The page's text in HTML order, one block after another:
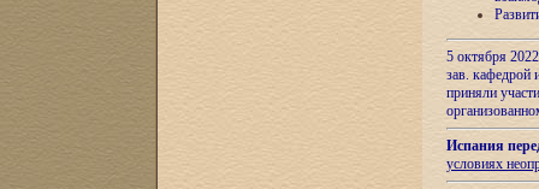
5 октября
зав.
приняли
Испания
условиях